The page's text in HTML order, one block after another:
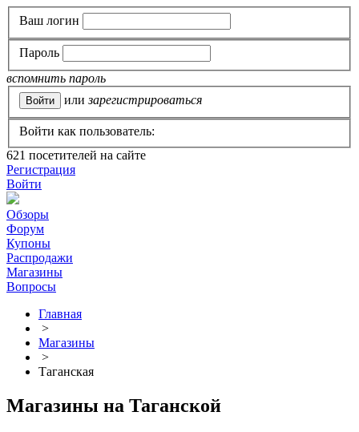
Ваш логин
Пароль
вспомнить пароль
или зарегистрироваться
Войти как пользователь:
621 посетителей на сайте
Регистрация
Войти
Обзоры
Форум
Купоны
Распродажи
Магазины
Вопросы
Главная
>
Магазины
>
Таганская
Магазины на Таганской